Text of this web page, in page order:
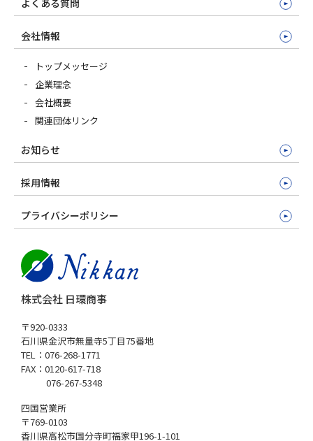
株式会社 日環商事
〒920-0333
石川県金沢市無量寺5丁目75番地
TEL：076-268-1771
FAX：0120-617-718
076-267-5348
四国営業所
〒769-0103
香川県高松市国分寺町福家甲196-1-101
よくある質問
会社情報
トップメッセージ
企業理念
会社概要
関連団体リンク
お知らせ
採用情報
プライバシーポリシー